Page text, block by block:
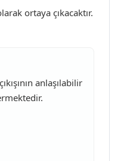
ortaya çıkacaktır.
anlaşılabilir